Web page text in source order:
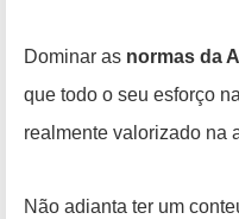
Dominar as normas da
que todo o seu esforço
realmente valorizado na
Não adianta ter um